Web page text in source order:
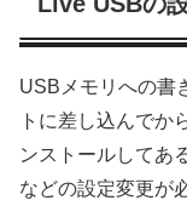
USBメモリへの書
トに差し込んでか
ンストールしてあ
などの設定変更が